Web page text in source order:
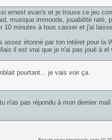
ernest evan's et je trouve ce jeu
musique immonde, jouabilité raté,
10 minutes à tous casser et j'ai
assez étonné par ton intéret pour la
il est vrai que je n'ai pas joué à
pourtant... je vais voir ça.
n'as pas répondu à mon dernier